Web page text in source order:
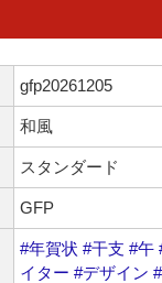
gfp20261205
和風
スタンダード
GFP
#年賀状 #干支 #午
イター #デザイン